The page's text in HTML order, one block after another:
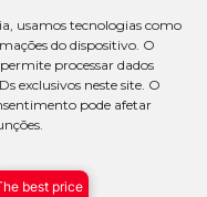
usamos tecnologias como
do dispositivo. O
processar dados
exclusivos neste site. O
pode afetar
os direitos
best price